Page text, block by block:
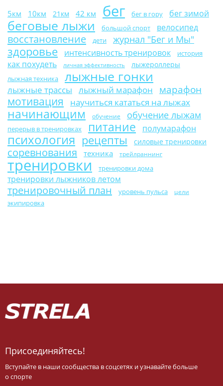
5км 10км 21км 42 км бег бег в гору бег зимой
беговые лыжи большой спорт велосипед
восстановление дети журнал "Бег и Мы"
здоровье интенсивность тренировок история
как похудеть личная эффективность лыжероллеры
лыжная техника лыжные гонки
лыжные трассы лыжный марафон марафон
мотивация научиться кататься на лыжах
начинающим обучение обучение лыжам
перерыв в тренировках питание полумарафон
психология рецепты силовые тренировки
соревнования техника трейлраннинг
тренировки тренировки дома
тренировки лыжников летом
тренировочный план уровень пульса цели
экипировка
Присоединяйтесь!
Вступайте в наши сообщества в соцсетях и узнавайте больше
о спорте